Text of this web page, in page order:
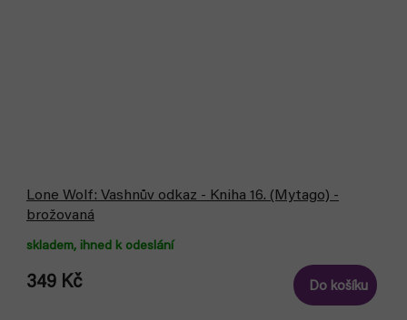
Lone Wolf: Vashnův odkaz - Kniha 16. (Mytago) -
brožovaná
skladem, ihned k odeslání
349 Kč Do košíku